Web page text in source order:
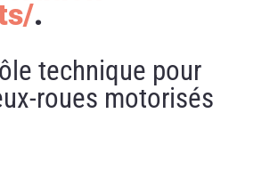
.
technique pour
roues motorisés